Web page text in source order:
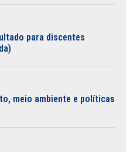
para discentes
meio ambiente e políticas